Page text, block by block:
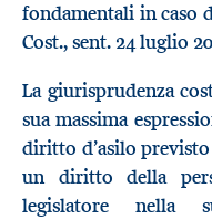
fondamentali in caso
Cost., sent. 24 luglio
La giurisprudenza
sua massima
diritto d’asilo
un diritto della
legislatore nella